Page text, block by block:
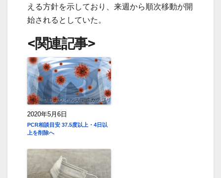
える方針を示しており、来週から順次移動が開
始されるとしていた。
<関連記事>
2020年5月6日
PCR相談目安 37.5度以上・4日以
上を削除へ